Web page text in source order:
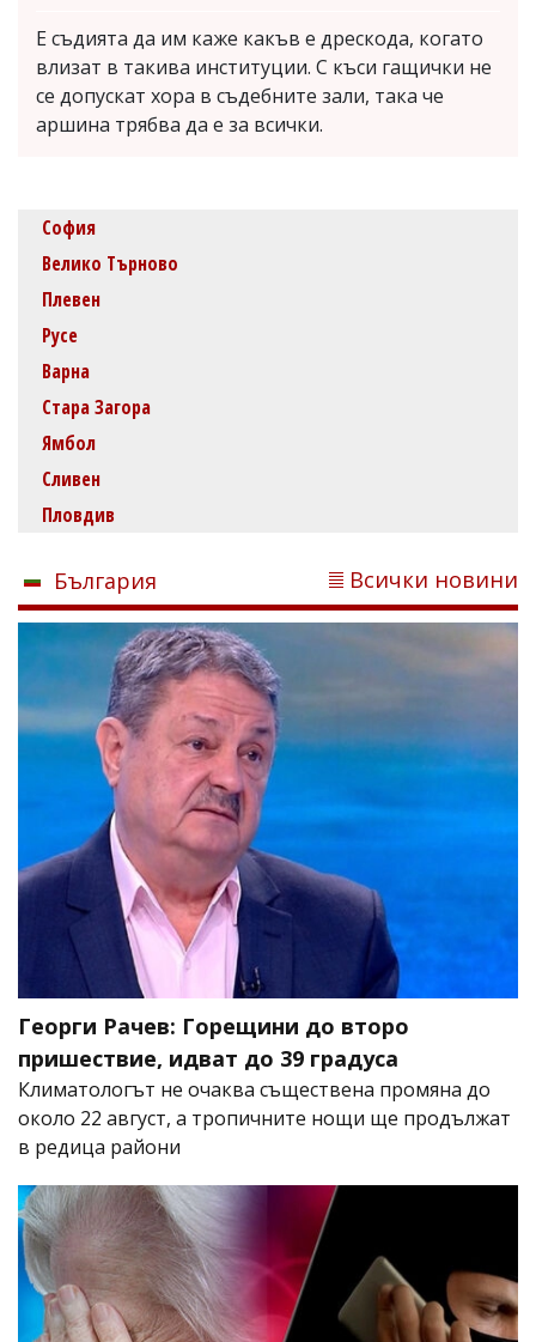
Е съдията да им каже какъв е дрескода, когато
влизат в такива институции. С къси гащички не
се допускат хора в съдебните зали, така че
аршина трябва да е за всички.
София
Велико Търново
Плевен
Русе
Варна
Стара Загора
Ямбол
Сливен
Пловдив
България Всички новини
Георги Рачев: Горещини до второ
пришествие, идват до 39 градуса
Климатологът не очаква съществена промяна до
около 22 август, а тропичните нощи ще продължат
в редица райони